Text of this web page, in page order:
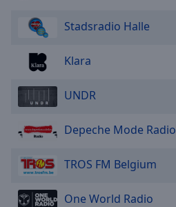
window.
Stadsradio Halle
Klara
UNDR
Depeche Mode Radio
TROS FM Belgium
One World Radio